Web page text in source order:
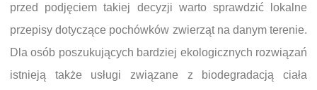
przed podjęciem takiej decyzji warto sprawdzić lokalne
przepisy dotyczące pochówków zwierząt na danym terenie.
Dla osób poszukujących bardziej ekologicznych rozwiązań
istnieją także usługi związane z biodegradacją ciała